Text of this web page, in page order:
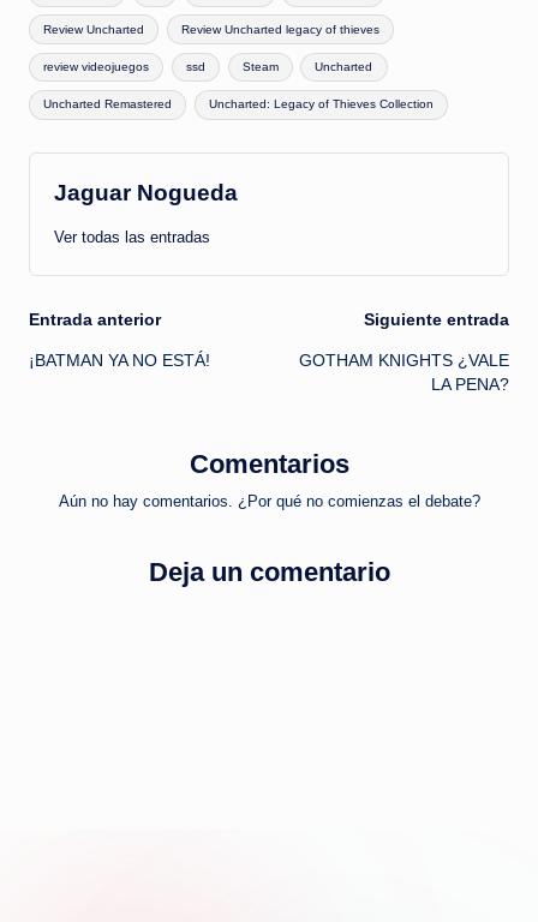
Review Uncharted Review Uncharted legacy of thieves
review videojuegos ssd Steam Uncharted
Uncharted Remastered Uncharted: Legacy of Thieves Collection
Jaguar Nogueda
Ver todas las entradas
Navegación
de
Entrada anterior
¡BATMAN YA NO ESTÁ!
Siguiente entrada
GOTHAM KNIGHTS ¿VALE
LA PENA?
Comentarios
Aún no hay comentarios. ¿Por qué no comienzas el debate?
Deja un comentario